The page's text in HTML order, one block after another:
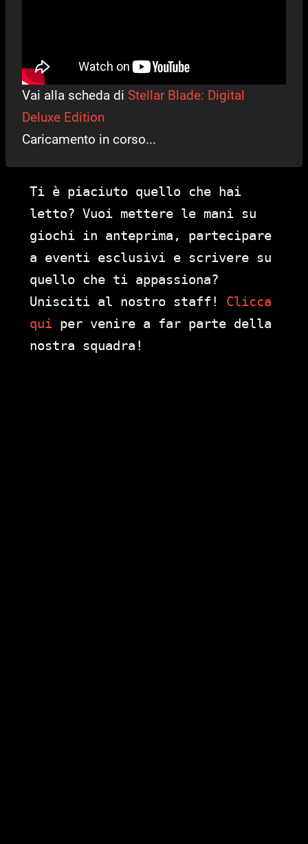
Vai alla scheda di Stellar Blade: Digital
Deluxe Edition
Caricamento in corso...
Ti è piaciuto quello che hai
letto? Vuoi mettere le mani su
giochi in anteprima, partecipare
a eventi esclusivi e scrivere su
quello che ti appassiona?
Unisciti al nostro staff! Clicca
qui per venire a far parte della
nostra squadra!